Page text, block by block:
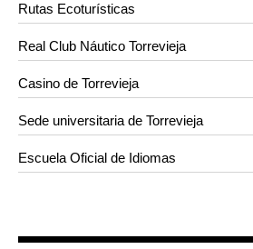
Rutas Ecoturísticas
Real Club Náutico Torrevieja
Casino de Torrevieja
Sede universitaria de Torrevieja
Escuela Oficial de Idiomas